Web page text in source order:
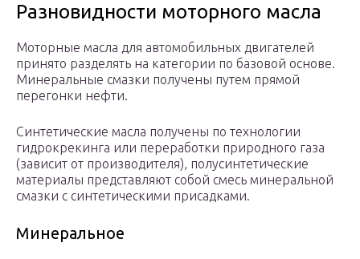
Разновидности моторного масла
Моторные масла для автомобильных двигателей
принято разделять на категории по базовой основе.
Минеральные смазки получены путем прямой
перегонки нефти.
Синтетические масла получены по технологии
гидрокрекинга или переработки природного газа
(зависит от производителя), полусинтетические
материалы представляют собой смесь минеральной
смазки с синтетическими присадками.
Минеральное